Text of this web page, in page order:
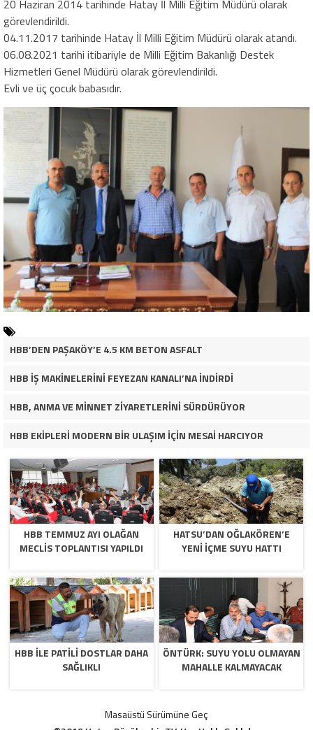
20 Haziran 2014 tarihinde Hatay İl Milli Eğitim Müdürü olarak
görevlendirildi.
04.11.2017 tarihinde Hatay İl Milli Eğitim Müdürü olarak atandı.
06.08.2021 tarihi itibariyle de Milli Eğitim Bakanlığı Destek
Hizmetleri Genel Müdürü olarak görevlendirildi.
Evli ve üç çocuk babasıdır.
HBB’DEN PAŞAKÖY’E 4.5 KM BETON ASFALT
HBB İŞ MAKİNELERİNİ FEYEZAN KANALI’NA İNDİRDİ
HBB, ANMA VE MİNNET ZİYARETLERİNİ SÜRDÜRÜYOR
HBB EKİPLERİ MODERN BİR ULAŞIM İÇİN MESAİ HARCIYOR
HBB TEMMUZ AYI OLAĞAN
MECLİS TOPLANTISI YAPILDI
HATSU’DAN OĞLAKÖREN’E
YENİ İÇME SUYU HATTI
HBB İLE PATİLİ DOSTLAR DAHA
SAĞLIKLI
ÖNTÜRK: SUYU YOLU OLMAYAN
MAHALLE KALMAYACAK
Masaüstü Sürümüne Geç